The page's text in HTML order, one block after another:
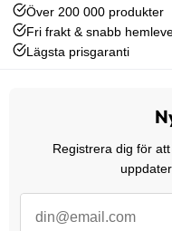
Över 200 000 produkter
Fri frakt & snabb
Lägsta prisgaranti
Registrera dig för